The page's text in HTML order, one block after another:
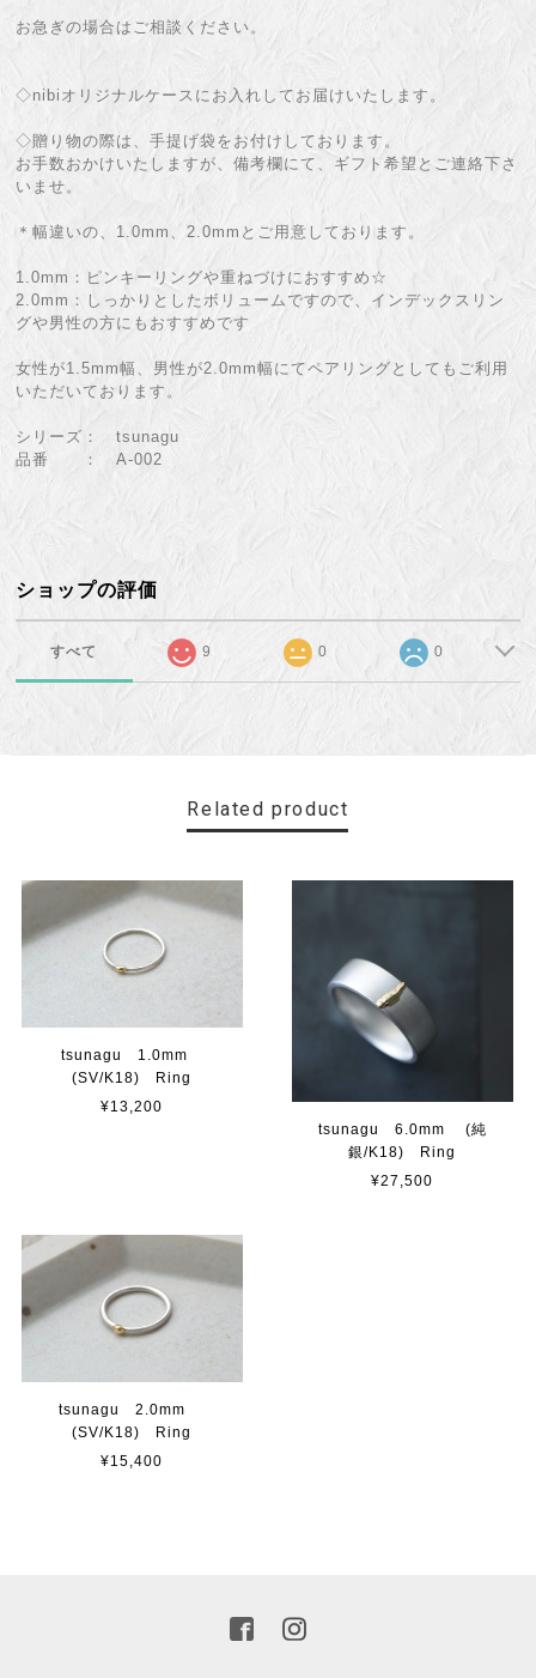
お急ぎの場合はご相談ください。
◇nibiオリジナルケースにお入れしてお届けいたします。
◇贈り物の際は、手提げ袋をお付けしております。
お手数おかけいたしますが、備考欄にて、ギフト希望とご連絡下さ
いませ。
＊幅違いの、1.0mm、2.0mmとご用意しております。
1.0mm：ピンキーリングや重ねづけにおすすめ☆
2.0mm：しっかりとしたボリュームですので、インデックスリン
グや男性の方にもおすすめです
女性が1.5mm幅、男性が2.0mm幅にてペアリングとしてもご利用
いただいております。
シリーズ： tsunagu
品番 ： A-002
ショップの評価
すべて 9 0 0
Related product
tsunagu 1.0mm
(SV/K18) Ring
¥13,200
tsunagu 6.0mm (純
銀/K18) Ring
¥27,500
tsunagu 2.0mm
(SV/K18) Ring
¥15,400